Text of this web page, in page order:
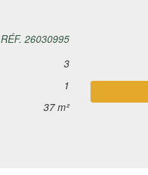
RÉF. 26030995
3
1
37 m²